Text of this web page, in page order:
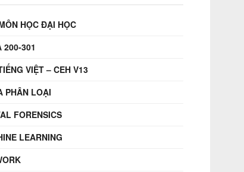
HỌC ĐẠI HỌC
200-301
VIỆT – CEH V13
PHÂN LOẠI
FORENSICS
LEARNING